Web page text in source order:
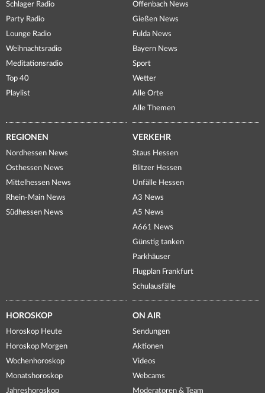
Schlager Radio
Party Radio
Lounge Radio
Weihnachtsradio
Meditationsradio
Top 40
Playlist
Offenbach News
Gießen News
Fulda News
Bayern News
Sport
Wetter
Alle Orte
Alle Themen
REGIONEN
Nordhessen News
Osthessen News
Mittelhessen News
Rhein-Main News
Südhessen News
VERKEHR
Staus Hessen
Blitzer Hessen
Unfälle Hessen
A3 News
A5 News
A661 News
Günstig tanken
Parkhäuser
Flugplan Frankfurt
Schulausfälle
HOROSKOP
Horoskop Heute
Horoskop Morgen
Wochenhoroskop
Monatshoroskop
Jahreshoroskop
ON AIR
Sendungen
Aktionen
Videos
Webcams
Moderatoren & Team